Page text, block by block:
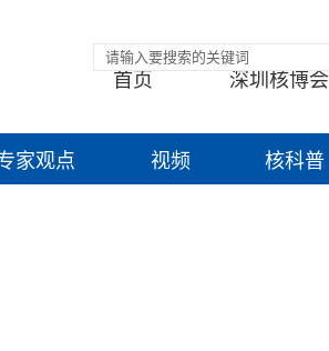
首页 深圳核博会
家观点 视频 核科普